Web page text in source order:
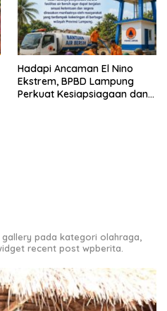
Hadapi Ancaman El Nino
Ekstrem, BPBD Lampung
Perkuat Kesiapsiagaan dan
pada kategori olahraga,
recent post wpberita.